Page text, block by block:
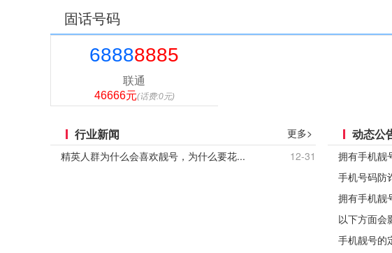
固话号码
68888885
联通
46666元(话费:0元)
行业新闻
更多>
精英人群为什么会喜欢靓号，为什么要花...
12-31
动态公
拥有手机靓
手机号码防
拥有手机靓
以下方面会
手机靓号的